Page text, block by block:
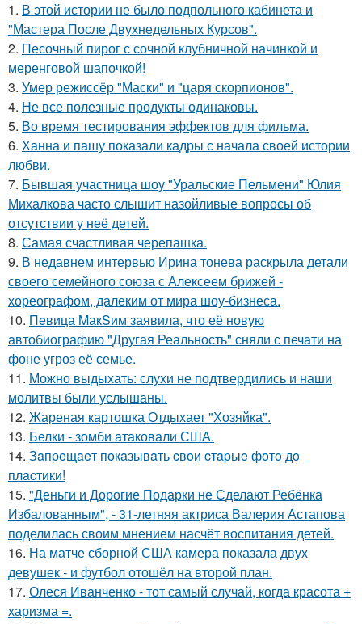
1. В этой истории не было подпольного кабинета и
"Мастера После Двухнедельных Курсов".
2. Песочный пирог с сочной клубничной начинкой и
меренговой шапочкой!
3. Умер режиссёр "Маски" и "царя скорпионов".
4. Не все полезные продукты одинаковы.
5. Во время тестирования эффектов для фильма.
6. Ханна и пашу показали кадры с начала своей истории
любви.
7. Бывшая участница шоу "Уральские Пельмени" Юлия
Михалкова часто слышит назойливые вопросы об
отсутствии у неё детей.
8. Самая счастливая черепашка.
9. В недавнем интервью Ирина тонева раскрыла детали
своего семейного союза с Алексеем брижей -
хореографом, далеким от мира шоу-бизнеса.
10. Пeвица MакSим заявила, что её новую
автобиографию "Другая Реальность" сняли с печати на
фоне угроз её семье.
11. Можно выдыхать: слухи не подтвердились и наши
молитвы были услышаны.
12. Жареная картошка Отдыхает "Хозяйка".
13. Белки - зомби атаковали США.
14. Зaпpeщaeт пoкaзывaть cвoи cтapыe фoтo дo
плacтики!
15. "Деньги и Дорогие Подарки не Сделают Ребёнка
Избалованным", - 31-летняя актриса Валерия Астапова
поделилась своим мнением насчёт воспитания детей.
16. На матче сборной США камера показала двух
девушек - и футбол отошёл на второй план.
17. Олеся Иванченко - тот самый случай, когда красота +
харизма =.